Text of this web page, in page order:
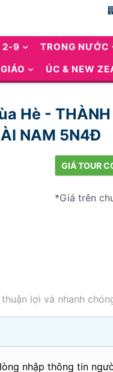
2-9 TRONG NƯỚC
ÚC & NEW
Hè - THÀNH
NAM 5N4Đ
GIÁ TOUR
*Giá trên
lợi và nhanh
nhập thông tin